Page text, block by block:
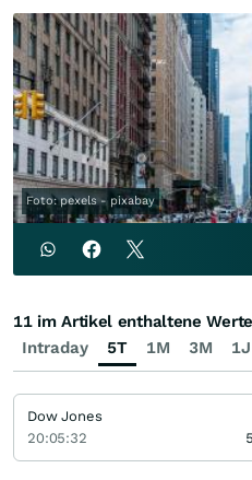
Foto: pexels - pixabay
Intraday 5T 1M 3M 1J
11 im Artikel enthaltene Werte
Dow Jones
20:05:32